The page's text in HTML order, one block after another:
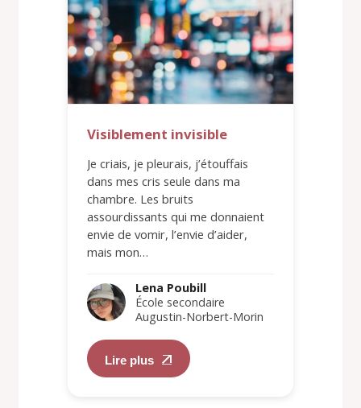
Visiblement invisible
Je criais, je pleurais, j’étouffais
dans mes cris seule dans ma
chambre. Les bruits
assourdissants qui me donnaient
envie de vomir, l’envie d’aider,
mais mon…
Lena Poubill
École secondaire
Augustin-Norbert-Morin
Lire plus